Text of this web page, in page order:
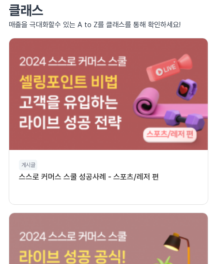
클래스
매출을 극대화할수 있는 A to Z를 클래스를 통해 확인하세요!
게시글
스스로 커머스 스쿨 성공사례 - 스포츠/레저 편